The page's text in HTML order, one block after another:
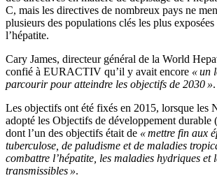
C, mais les directives de nombreux pays ne
plusieurs des populations clés les plus
l’hépatite.
Cary James, directeur général de la World
confié à EURACTIV qu’il y avait encore « un
parcourir pour atteindre les objectifs de 2030 ».
Les objectifs ont été fixés en 2015, lorsque les
adopté les Objectifs de développement
dont l’un des objectifs était de « mettre fin aux
tuberculose, de paludisme et de maladies
combattre l’hépatite, les maladies hydriques et
transmissibles ».